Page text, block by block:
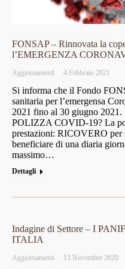
FONSAP – Rinnovata la
l’EMERGENZA
Aggiornamenti 4 Febbraio 2021
Si informa che il Fondo
sanitaria per l’emergensa
2021 fino al 30 giugno
POLIZZA COVID-19? La
prestazioni: RICOVERO
beneficiare di una diaria
massimo…
Dettagli
Indagine di Settore – I
ITALIA
Aggiornamenti 13 Novembre 2020